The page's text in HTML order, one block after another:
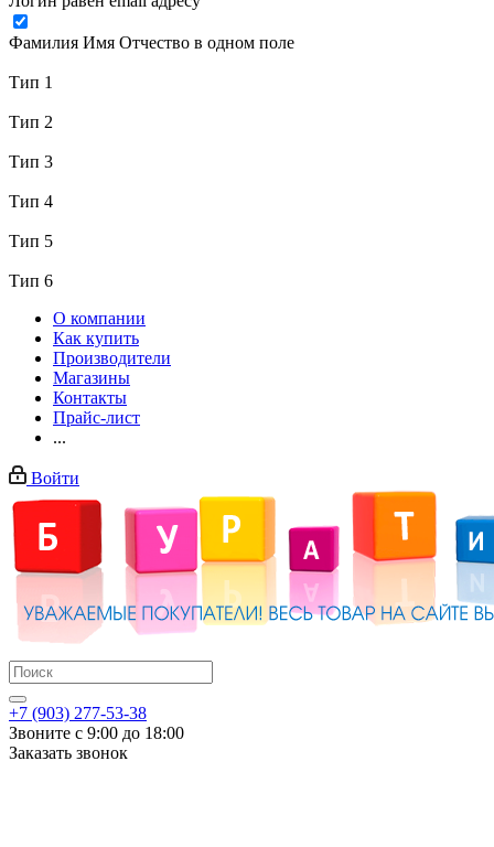
Фамилия Имя Отчество в одном поле
Тип 1
Тип 2
Тип 3
Тип 4
Тип 5
Тип 6
О компании
Как купить
Производители
Магазины
Контакты
Прайс-лист
...
Войти
+7 (903) 277-53-38
Звоните с 9:00 до 18:00
Заказать звонок